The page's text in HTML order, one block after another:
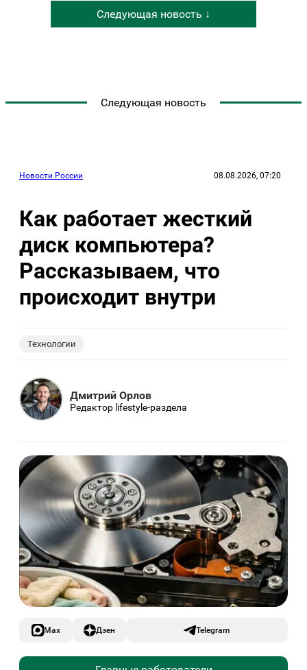
Следующая новость ↓
Следующая новость
Новости России 08.08.2026, 07:20
Как работает жесткий
диск компьютера?
Рассказываем, что
происходит внутри
Технологии
Дмитрий Орлов
Редактор lifestyle-раздела
Max Дзен Telegram